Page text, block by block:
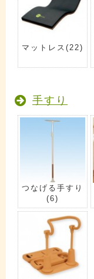
マットレス (22)
手すり
つなげる手すり
(6)